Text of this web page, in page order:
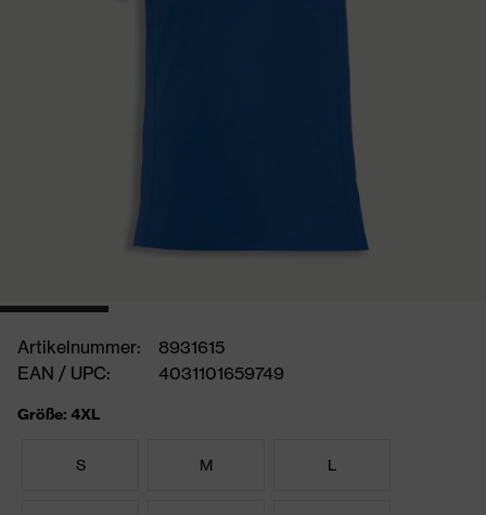
Artikelnummer:
8931615
EAN / UPC:
4031101659749
Größe: 4XL
S M L